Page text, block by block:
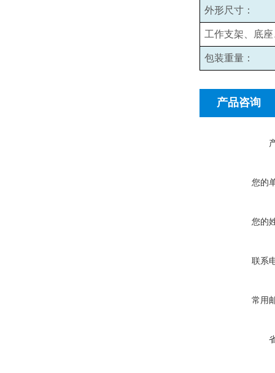
外形尺寸：
工作支架、底
包装重量：
产品咨询
您的
您的
联系
常用